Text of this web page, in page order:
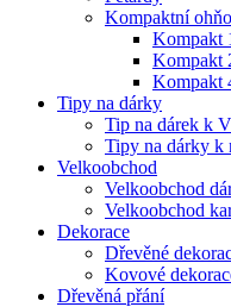
Kompaktní
Kompakt
Kompakt
Kompakt
Tipy na dárky
Tip na dárek k
Tipy na dárky k
Velkoobchod
Velkoobchod
Velkoobchod
Dekorace
Dřevěné
Kovové
Dřevěná přání